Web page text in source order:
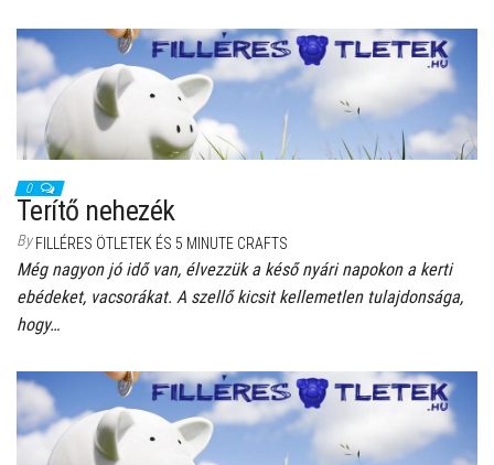
0
Terítő nehezék
By FILLÉRES ÖTLETEK ÉS 5 MINUTE CRAFTS
Még nagyon jó idő van, élvezzük a késő nyári napokon a kerti
ebédeket, vacsorákat. A szellő kicsit kellemetlen tulajdonsága,
hogy…